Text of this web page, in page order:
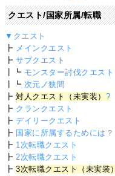
クエスト/国家所属/転職
▼クエスト
┣ メインクエスト
┣サブクエスト
┃┗ モンスター討伐クエスト
┃┗ 次元ノ狭間
┣対人クエスト（未実装） ?
┣ クランクエスト
┣デイリークエスト
┣ 国家に所属するためには？
┣ 1次転職クエスト
┣2次転職クエスト
┣3次転職クエスト（未実装）